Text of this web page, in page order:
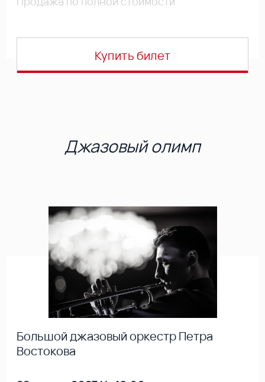
Купить билет
Джазовый олимп
Большой джазовый оркестр Петра
Востокова